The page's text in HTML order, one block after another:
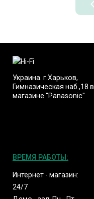
Украина. г.Харьков,
Гимназическая наб.,18 в
магазине "Panasonic"
ВРЕМЯ РАБОТЫ:
Интернет - магазин:
24/7